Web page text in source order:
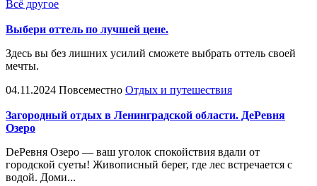
Всё другое
Выбери оттель по лучшей цене.
Здесь вы без лишних усилий сможете выбрать оттель своей
мечты.
04.11.2024 Повсеместно Отдых и путешествия
Загородный отдых в Ленинградской области. ДeРевня
Озеро
DeРевня Озеро — ваш уголок спокойствия вдали от
городской суеты! Живописный берег, где лес встречается с
водой. Доми...